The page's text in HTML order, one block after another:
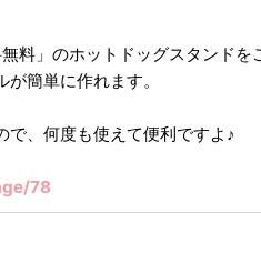
料」のホットドッグスタンドを
簡単に作れます。
で、何度も使えて便利ですよ♪
78